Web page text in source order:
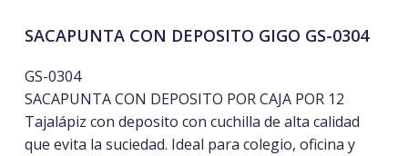
SACAPUNTA CON DEPOSITO GIGO GS-0304
GS-0304
SACAPUNTA CON DEPOSITO POR CAJA POR 12
Tajalápiz con deposito con cuchilla de alta calidad
que evita la suciedad. Ideal para colegio, oficina y